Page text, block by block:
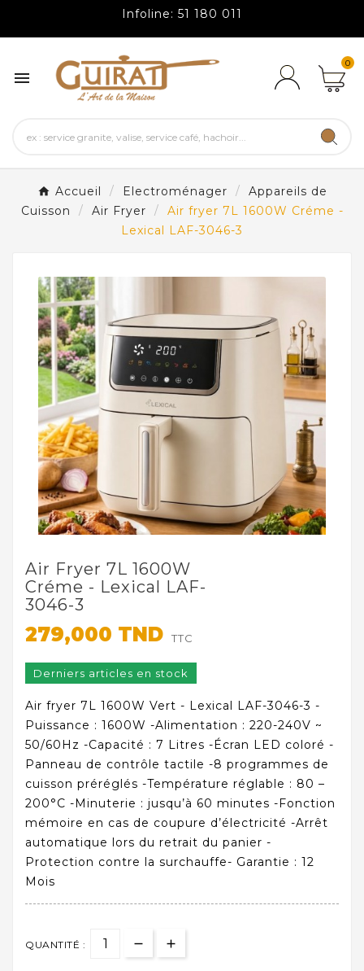
Infoline: 51 180 011

0
Accueil Electroménager
Appareils de
Cuisson
Air Fryer
Air fryer 7L 1600W Créme -
Lexical LAF-3046-3
Air Fryer 7L 1600W
Créme - Lexical LAF-
3046-3
279,000 TND TTC
Derniers articles en stock
Air fryer 7L 1600W Vert - Lexical LAF-3046-3 -
Puissance : 1600W -Alimentation : 220-240V ~
50/60Hz -Capacité : 7 Litres -Écran LED coloré -
Panneau de contrôle tactile -8 programmes de
cuisson préréglés -Température réglable : 80 –
200°C -Minuterie : jusqu’à 60 minutes -Fonction
mémoire en cas de coupure d’électricité -Arrêt
automatique lors du retrait du panier -
Protection contre la surchauffe- Garantie : 12
Mois
QUANTITÉ :